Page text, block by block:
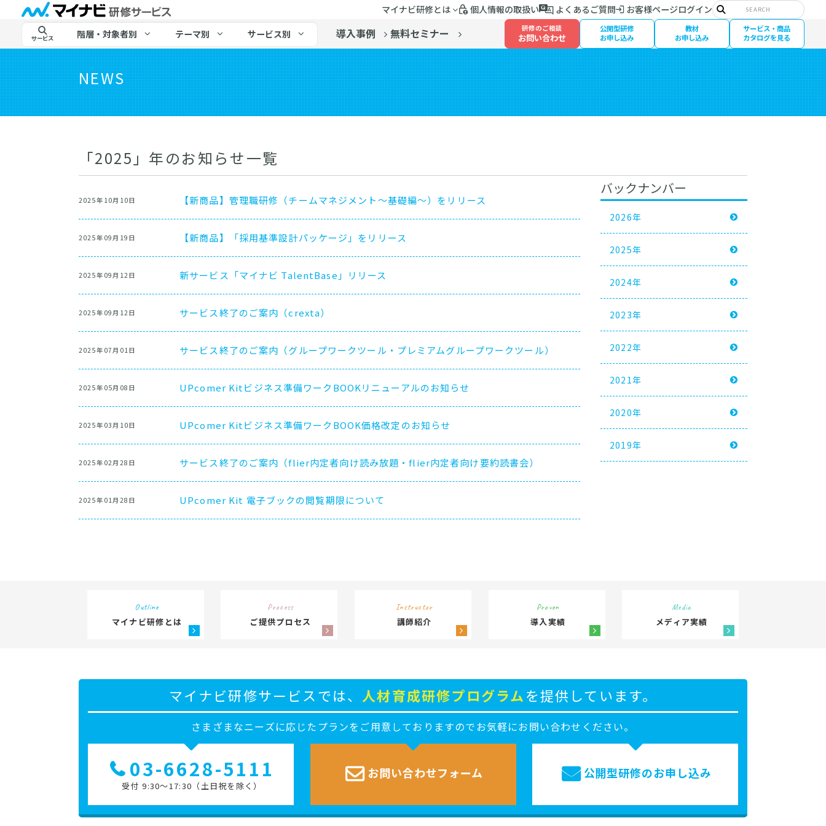
マイナビ研修とは 個人情報の取扱い よくあるご質問 お客様ページログインサ
イ
ト
索:
検
索
サービス 階層・対象者別 テーマ別 サービス別 導入事例 無料セミナー 研修のご相談
お問い合わせ
公開型研修
お申し込み
教材
お申し込み
サービス・商品
カタログを見る
NEWS
「2025」年のお知らせ一覧
2025年10月10日 【新商品】管理職研修（チームマネジメント～基礎編～）をリリース
2025年09月19日 【新商品】「採用基準設計パッケージ」をリリース
2025年09月12日 新サービス「マイナビ TalentBase」リリース
2025年09月12日 サービス終了のご案内（crexta）
2025年07月01日 サービス終了のご案内（グループワークツール・プレミアムグループワークツール）
2025年05月08日 UPcomer Kitビジネス準備ワークBOOKリニューアルのお知らせ
2025年03月10日 UPcomer Kitビジネス準備ワークBOOK価格改定のお知らせ
2025年02月28日 サービス終了のご案内（flier内定者向け読み放題・flier内定者向け要約読書会）
2025年01月28日 UPcomer Kit 電子ブックの閲覧期限について
バックナンバー
2026年
2025年
2024年
2023年
2022年
2021年
2020年
2019年
Outline
マイナビ研修とは
Process
ご提供プロセス
Instructor
講師紹介
Proven
導入実績
Media
メディア実績
マイナビ研修サービスでは、 人材育成研修プログラムを提供しています。
さまざまなニーズに応じたプランをご用意しておりますのでお気軽にお問い合わせください。
03-6628-5111
受付 9:30～17:30（土日祝を除く）
お問い合わせフォーム 公開型研修のお申し込み